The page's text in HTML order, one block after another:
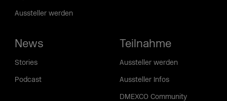
Aussteller werden
News
Stories
Podcast
Teilnahme
Aussteller werden
Aussteller Infos
DMEXCO Community